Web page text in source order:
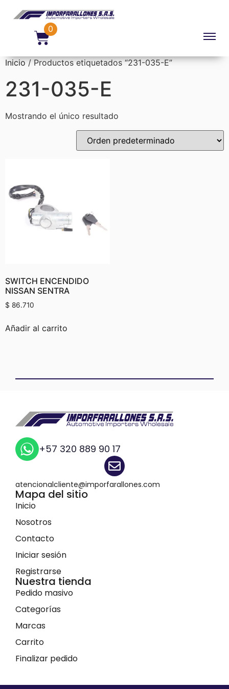
0
Inicio/ Productos etiquetados “231-035-E”
231-035-E
Mostrando el único resultado
SWITCH ENCENDIDO
NISSAN SENTRA
$ 86.710
Añadir al carrito
+57 320 889 90 17
atencionalcliente@imporfarallones.com
Mapa del sitio
Inicio
Nosotros
Contacto
Iniciar sesión
Registrarse
Nuestra tienda
Pedido masivo
Categorías
Marcas
Carrito
Finalizar pedido